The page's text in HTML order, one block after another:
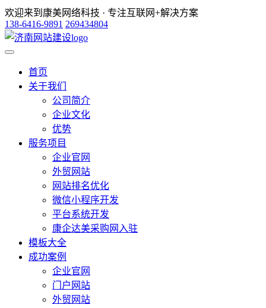
欢迎来到康美网络科技 · 专注互联网+解决方案
138-6416-9891 269434804
首页
关于我们
公司简介
企业文化
优势
服务项目
企业官网
外贸网站
网站排名优化
微信小程序开发
平台系统开发
康企达美采购网入驻
模板大全
成功案例
企业官网
门户网站
外贸网站